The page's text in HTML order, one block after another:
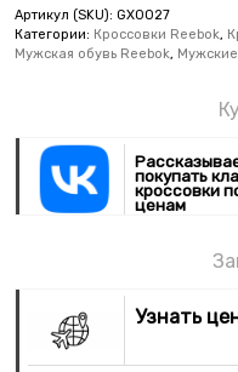
Артикул (SKU): GX0027
Категории: Кроссовки Reebok,
Мужская обувь Reebok,
покупать
кроссовки
ценам
Узнать